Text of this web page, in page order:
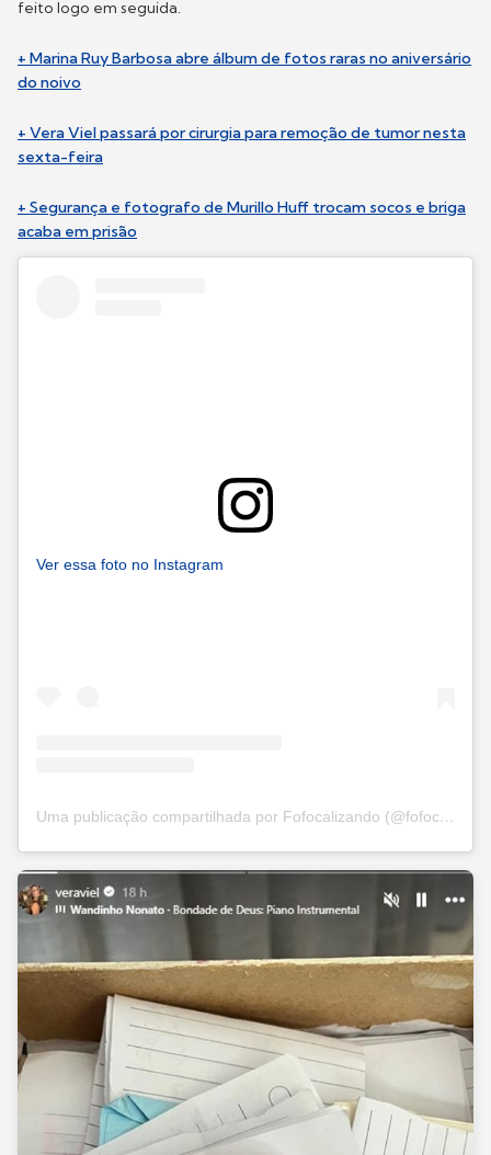
feito logo em seguida.
+ Marina Ruy Barbosa abre álbum de fotos raras no aniversário
do noivo
+ Vera Viel passará por cirurgia para remoção de tumor nesta
sexta-feira
+ Segurança e fotografo de Murillo Huff trocam socos e briga
acaba em prisão
Ver essa foto no Instagram
Uma publicação compartilhada por Fofocalizando (@fofocalizando)